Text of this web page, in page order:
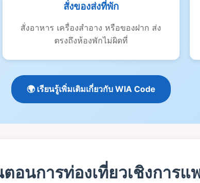
สั่งของส่งที่พัก
สั่งอาหาร เครื่องสำอาง หรือของฝาก ส่ง
ตรงถึงห้องพักไม่ผิดที่
🌍 เรียนรู้เพิ่มเติมเกี่ยวกับ WIA Code
อนการท่องเที่ยวเชิงการแ